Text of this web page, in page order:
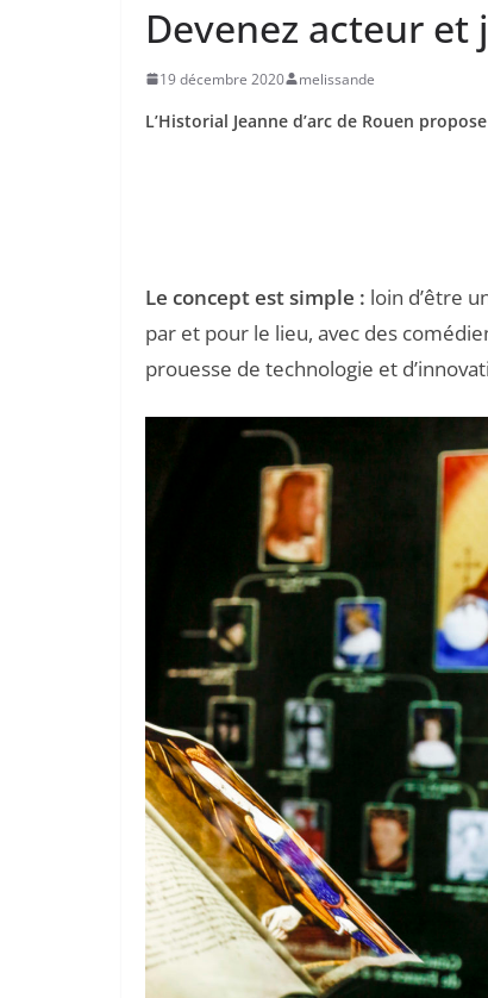
Devenez acteur
19 décembre 2020 melissande
L’Historial Jeanne d’arc de Rouen
Le concept est simple : loin d’être
par et pour le lieu, avec des
prouesse de technologie et